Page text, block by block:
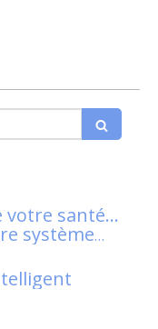
votre santé…
système